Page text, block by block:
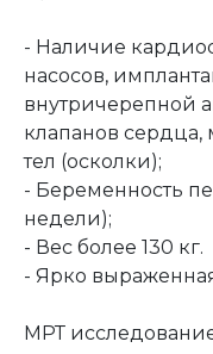
- Наличие
насосов,
внутричерепной
клапанов
тел (осколки);
- Беременность
недели);
- Вес более 130 кг.
- Ярко
МРТ исследование